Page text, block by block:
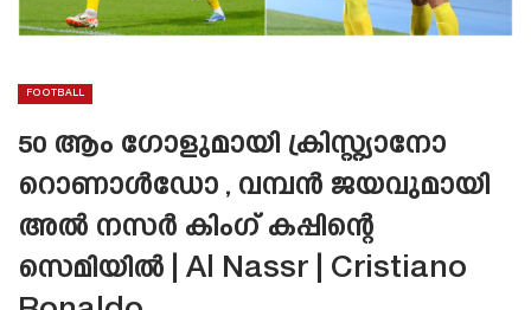
FOOTBALL
50 ആം ഗോളുമായി ക്രിസ്റ്റ്യാനോ
റൊണാൾഡോ , വമ്പൻ ജയവുമായി
അൽ നസർ കിംഗ് കപ്പിന്റെ
സെമിയിൽ | Al Nassr | Cristiano